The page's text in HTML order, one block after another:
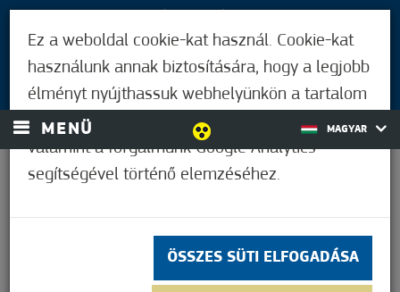
BEJELENTKEZÉS
MENÜ MAGYAR
Ez a weboldal cookie-kat használ. Cookie-kat
használunk annak biztosítására, hogy a legjobb
élményt nyújthassuk webhelyünkön a tartalom
és a hirdetések személyre szabásához,
valamint a forgalmunk Google Analytics
segítségével történő elemzéséhez.
ÖSSZES SÜTI ELFOGADÁSA